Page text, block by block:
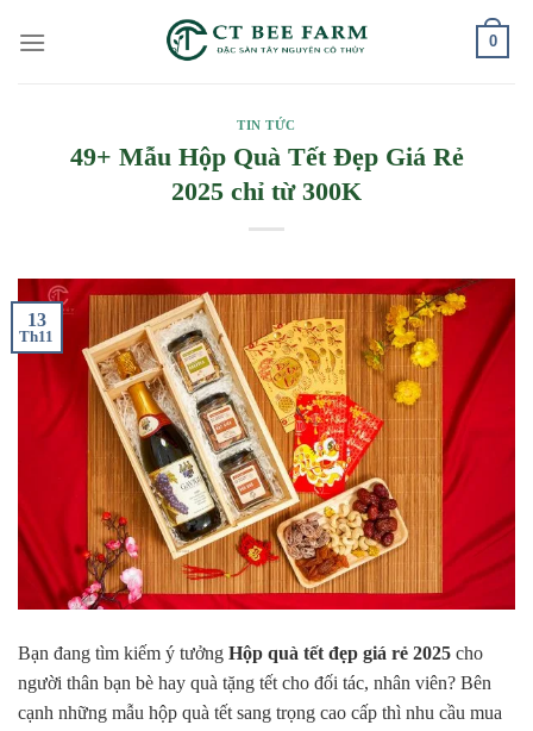
0
TIN TỨC
49+ Mẫu Hộp Quà Tết Đẹp Giá Rẻ
2025 chỉ từ 300K
13
Th11
Bạn đang tìm kiếm ý tưởng Hộp quà tết đẹp giá rẻ 2025 cho
người thân bạn bè hay quà tặng tết cho đối tác, nhân viên? Bên
cạnh những mẫu hộp quà tết sang trọng cao cấp thì nhu cầu mua